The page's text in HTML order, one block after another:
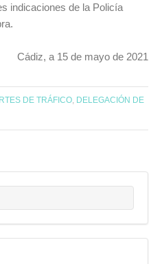
indicaciones de la Policía
Cádiz, a 15 de mayo de 2021
DE TRÁFICO DELEGACIÓN DE